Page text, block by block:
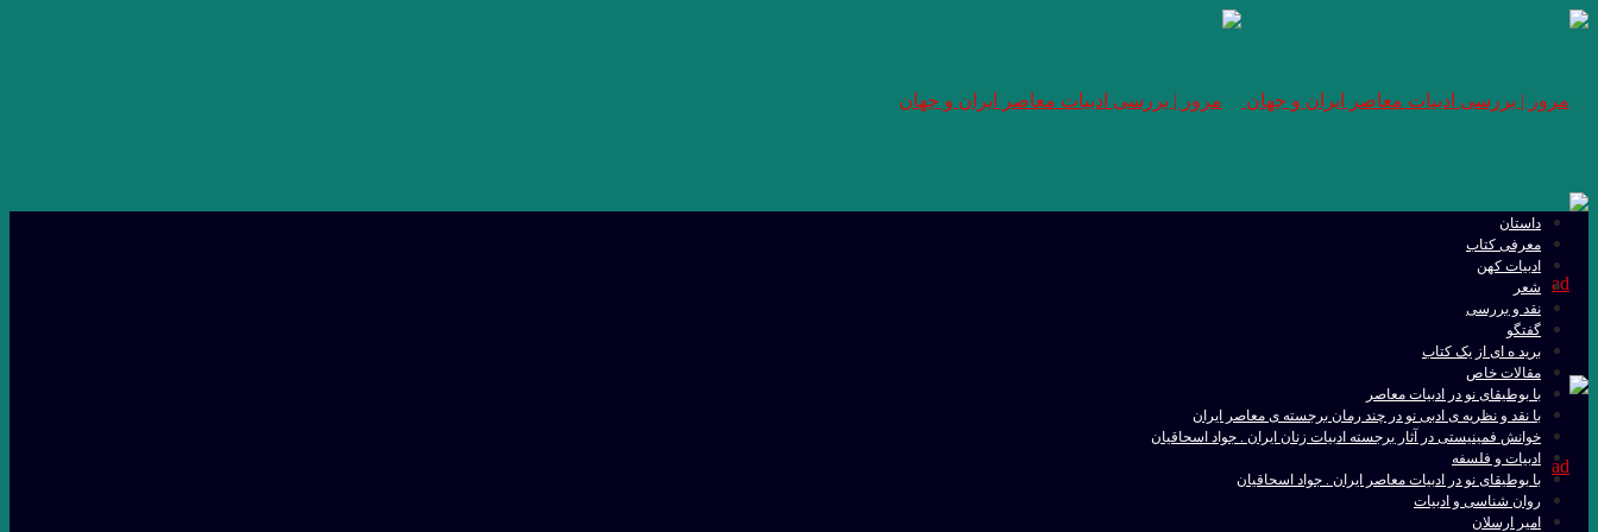
داستان
معرفی کتاب
ادبیات کهن
شعر
نقد و بررسی
گفتگو
برید ه ای از یک کتاب
مقالات خاص
با بوطیقای نو در ادبیات معاصر
با نقد و نظریه ی ادبی نو در چند رمان برجسته ی معاصر ایران
خوانش فمینیستی در آثار برجسته ادبیات زنان ایران . جواد اسحاقیان
ادبیات و فلسفه
با بوطیقای نو در ادبیات معاصر ایران . جواد اسحاقیان
روان شناسی و ادبیات
امیر ارسلان